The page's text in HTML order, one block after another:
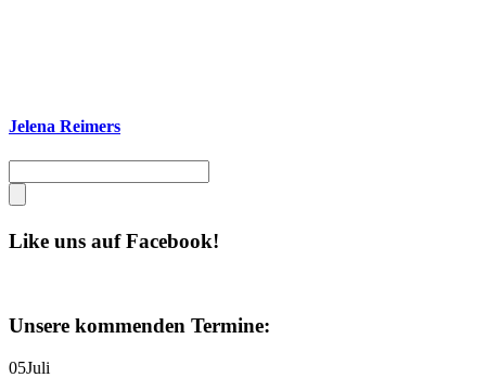
Jelena Reimers
Like uns auf Facebook!
Unsere kommenden Termine:
05Juli